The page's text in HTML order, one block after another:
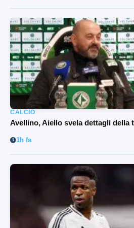
CALCIO
Avellino, Aiello svela dettagli della
1h fa